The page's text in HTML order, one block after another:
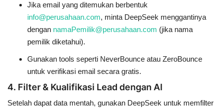
Jika email yang ditemukan berbentuk
info@perusahaan.com, minta DeepSeek menggantinya
dengan namaPemilik@perusahaan.com (jika nama
pemilik diketahui).
Gunakan tools seperti NeverBounce atau ZeroBounce
untuk verifikasi email secara gratis.
4. Filter & Kualifikasi Lead dengan AI
Setelah dapat data mentah, gunakan DeepSeek untuk memfilter